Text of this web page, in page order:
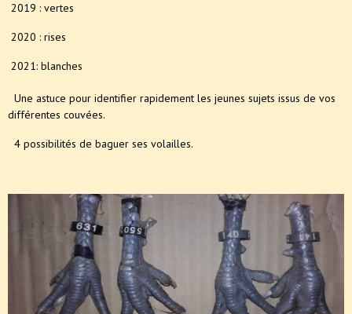
2019 : vertes
2020 : rises
2021: blanches
Une astuce pour identifier rapidement les jeunes sujets issus de vos
différentes couvées.
4 possibilités de baguer ses volailles.